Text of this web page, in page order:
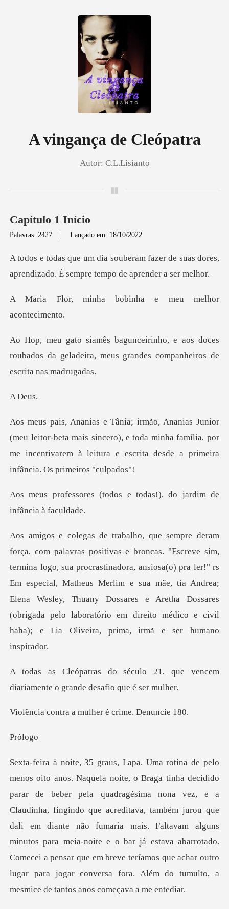
Histórico
A vingança de Cleópatra
Autor: C.L.Lisianto
Capítulo 1 Início
Palavras: 2427 |Lançado em: 18/10/2022
fazer de suas dores,
aprendizado. É
a bobinha e meu me
os doces
roubados da geladeira, meus grand
De
beta mais sincero), e toda minha família, por
me incentivarem à le
dos e todas!), do jardim
rocrastinadora, ansiosa(o) pra ler!" rs
Em especial, Matheus Merlim e sua mãe, tia Andrea;
Elena Wesley, Thuany Dossares e Ar
21, que vencem
diariamente o g
a mulher é crim
ól
a
Claudinha, fingindo que acreditava, também jurou que
dali em diante não fumaria mais. Faltavam alguns
minutos para meia-noite e o bar já estava abarrota